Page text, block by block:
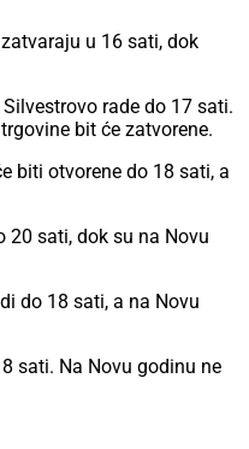
u 16 sati, dok
rade do 17 sati.
bit će zatvorene.
biti otvorene do 18 sati, a
20 sati, dok su na Novu
do 18 sati, a na Novu
sati. Na Novu godinu ne